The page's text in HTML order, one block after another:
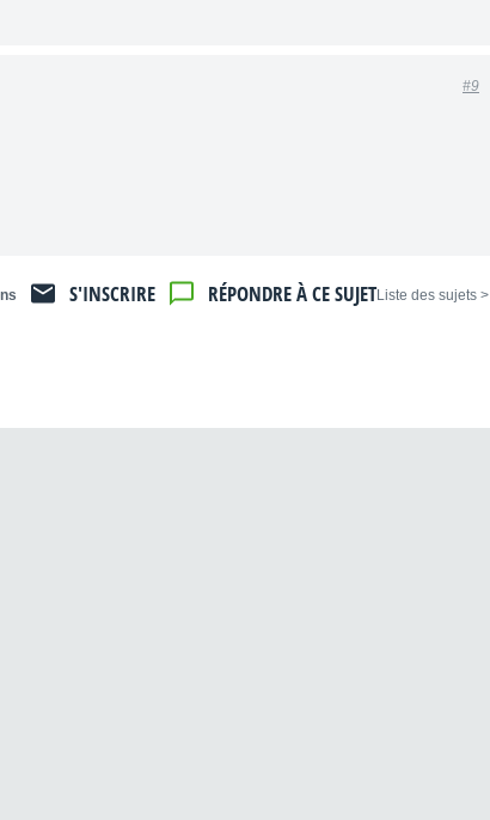
#9
< Liste des sujets
RÉPONDRE À CE SUJET
S'INSCRIRE